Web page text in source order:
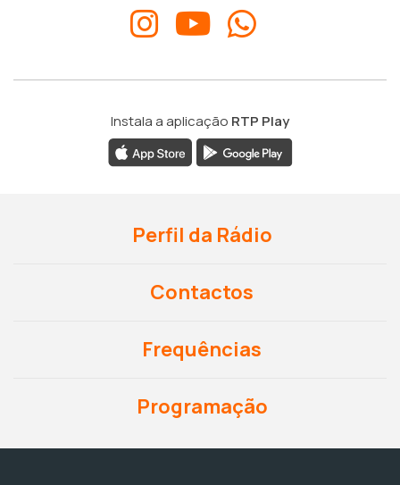
Instala a aplicação RTP Play
Perfil da Rádio
Contactos
Frequências
Programação